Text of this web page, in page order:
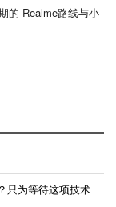
的 Realme路线与小
只为等待这项技术